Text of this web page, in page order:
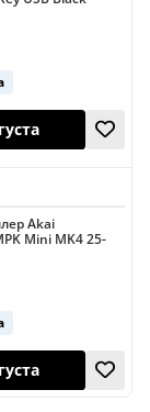
августа
Akai
Mini MK4 25-